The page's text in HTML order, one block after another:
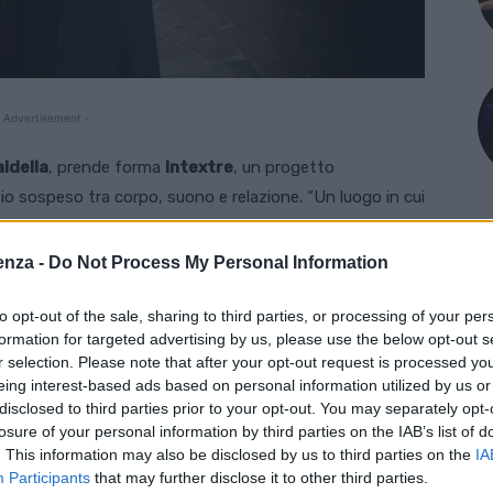
- Do Not Process My Personal Information
opt-out of the sale, sharing to third parties, or processing of your
for targeted advertising by us, please use the below opt-out
selection. Please note that after your opt-out request is processed
interest-based ads based on personal information utilized by us
to third parties prior to your opt-out. You may separately
of your personal information by third parties on the IAB’s list of
This information may also be disclosed by us to third parties on the
Participants that may further disclose it to other third parties.
Advertisement -
, prende forma Intextre, un progetto
sospeso tra corpo, suono e relazione. “Un luogo in cui
si incontrano, si sfiorano e si trasformano”, spiegano
del Comune di Montegaldella.
e 30 con una presentazione pubblica in sala
verso la Ghiacciaia, guidato dalle parole di
Da sabato 9 a domenica 10 maggio, l’esperienza si
e raccolta
come uno spettacolo da osservare, ma come un